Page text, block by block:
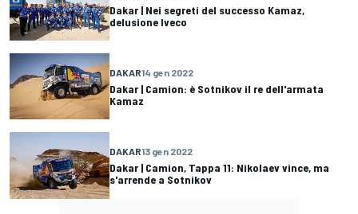
Dakar | Nei segreti del successo Kamaz,
delusione Iveco
DAKAR14 gen 2022
Dakar | Camion: è Sotnikov il re dell'armata
Kamaz
DAKAR13 gen 2022
Dakar | Camion, Tappa 11: Nikolaev vince, ma
s'arrende a Sotnikov